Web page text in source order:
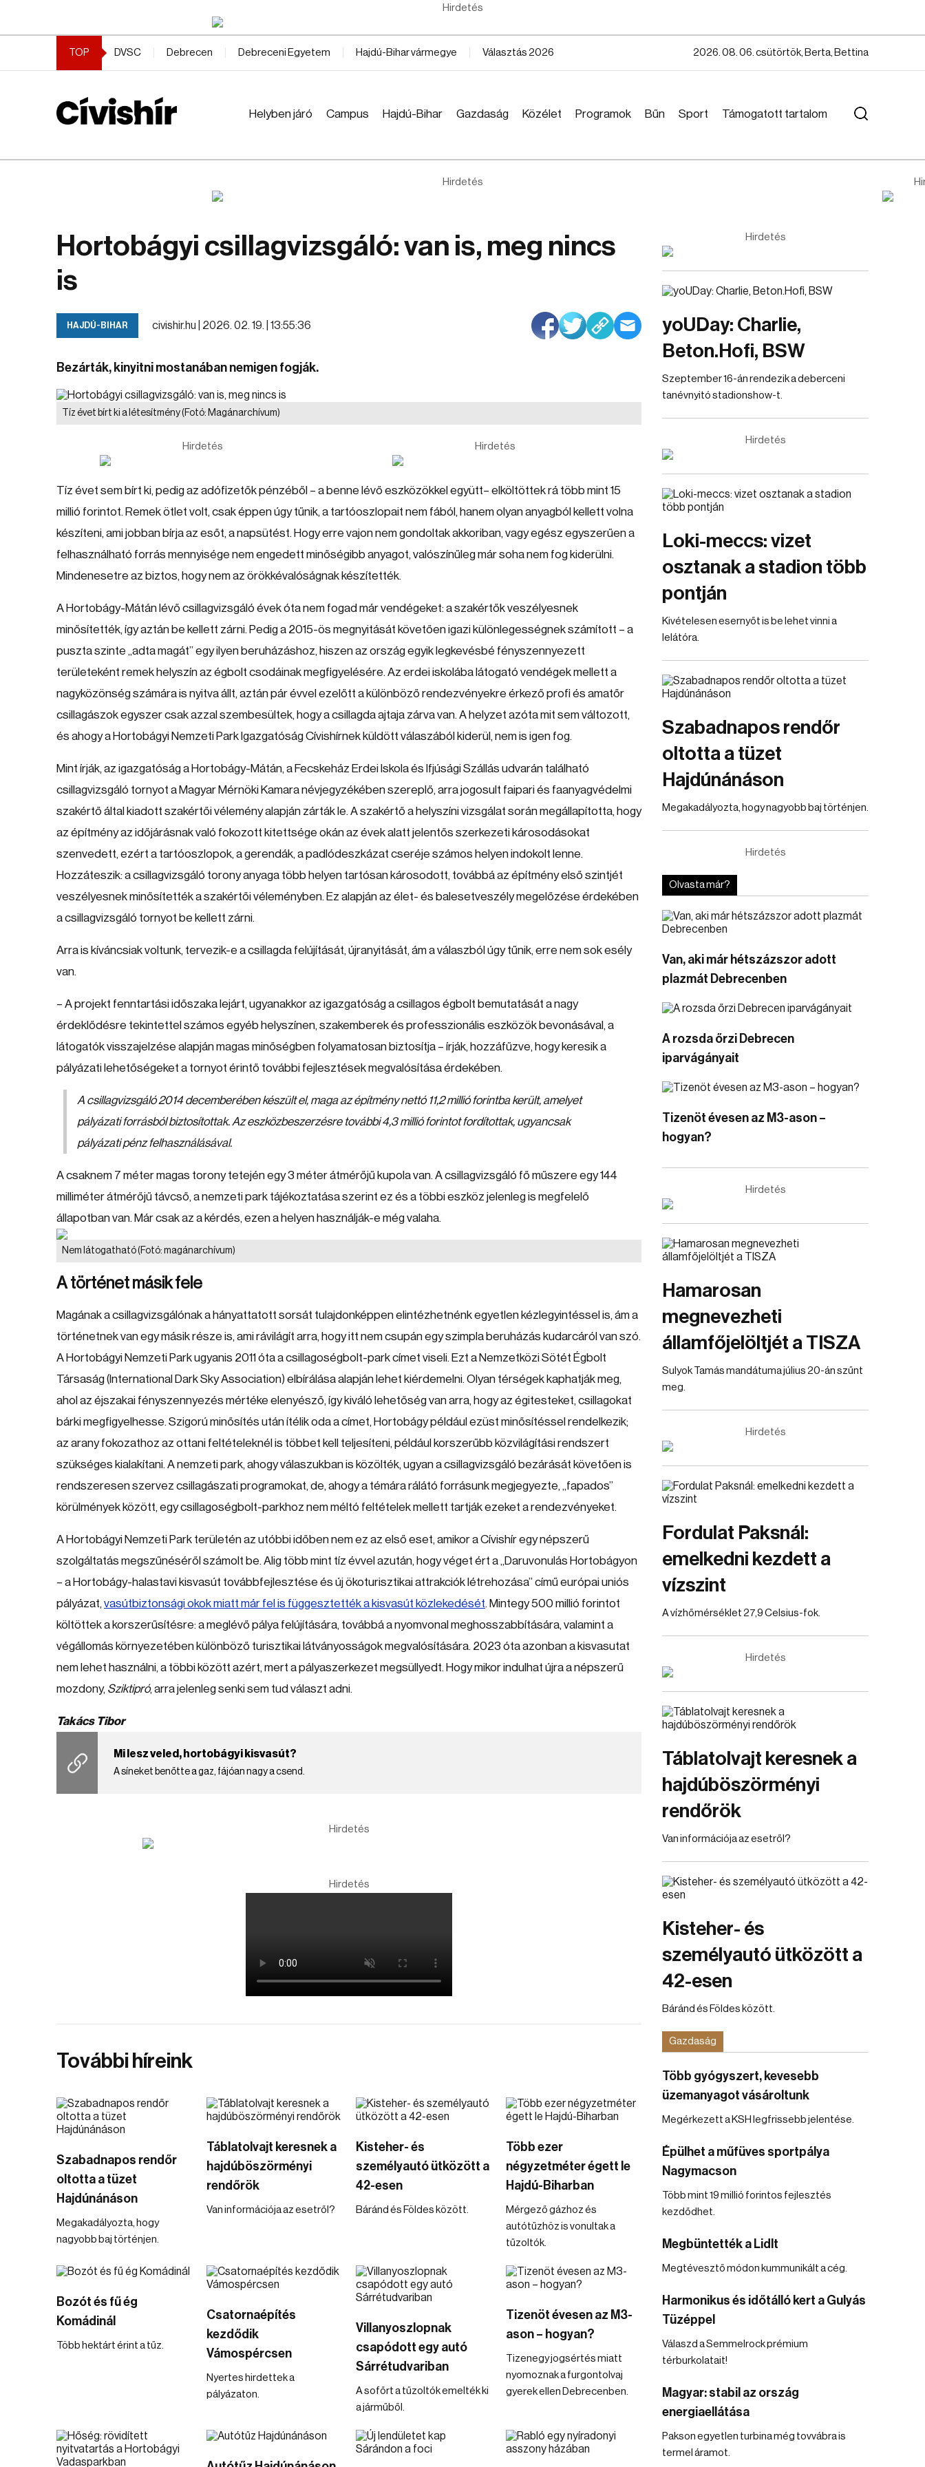
Hirdetés
TOP DVSC Debrecen Debreceni Egyetem Hajdú-Bihar vármegye Választás 2026 2026. 08. 06. csütörtök, Berta, Bettina
Helyben járó Campus Hajdú-Bihar Gazdaság Közélet Programok Bűn Sport Támogatott tartalom
Hirdetés
Hortobágyi csillagvizsgáló: van is, meg nincs
is
HAJDÚ-BIHAR civishir.hu | 2026. 02. 19. | 13:55:36
Bezárták, kinyitni mostanában nemigen fogják.
Tíz évet bírt ki a létesítmény(Fotó: Magánarchívum)
Hirdetés Hirdetés
Tíz évet sem bírt ki, pedig az adófizetők pénzéből – a benne lévő eszközökkel együtt– elköltöttek rá több mint 15
millió forintot. Remek ötlet volt, csak éppen úgy tűnik, a tartóoszlopait nem fából, hanem olyan anyagból kellett volna
készíteni, ami jobban bírja az esőt, a napsütést. Hogy erre vajon nem gondoltak akkoriban, vagy egész egyszerűen a
felhasználható forrás mennyisége nem engedett minőségibb anyagot, valószínűleg már soha nem fog kiderülni.
Mindenesetre az biztos, hogy nem az örökkévalóságnak készítették.
A Hortobágy-Mátán lévő csillagvizsgáló évek óta nem fogad már vendégeket: a szakértők veszélyesnek
minősítették, így aztán be kellett zárni. Pedig a 2015-ös megnyitását követően igazi különlegességnek számított – a
puszta szinte „adta magát” egy ilyen beruházáshoz, hiszen az ország egyik legkevésbé fényszennyezett
területeként remek helyszín az égbolt csodáinak megfigyelésére. Az erdei iskolába látogató vendégek mellett a
nagyközönség számára is nyitva állt, aztán pár évvel ezelőtt a különböző rendezvényekre érkező profi és amatőr
csillagászok egyszer csak azzal szembesültek, hogy a csillagda ajtaja zárva van. A helyzet azóta mit sem változott,
és ahogy a Hortobágyi Nemzeti Park Igazgatóság Cívishírnek küldött válaszából kiderül, nem is igen fog.
Mint írják, az igazgatóság a Hortobágy-Mátán, a Fecskeház Erdei Iskola és Ifjúsági Szállás udvarán található
csillagvizsgáló tornyot a Magyar Mérnöki Kamara névjegyzékében szereplő, arra jogosult faipari és faanyagvédelmi
szakértő által kiadott szakértői vélemény alapján zárták le. A szakértő a helyszíni vizsgálat során megállapította, hogy
az építmény az időjárásnak való fokozott kitettsége okán az évek alatt jelentős szerkezeti károsodásokat
szenvedett, ezért a tartóoszlopok, a gerendák, a padlódeszkázat cseréje számos helyen indokolt lenne.
Hozzáteszik: a csillagvizsgáló torony anyaga több helyen tartósan károsodott, továbbá az építmény első szintjét
veszélyesnek minősítették a szakértői véleményben. Ez alapján az élet- és balesetveszély megelőzése érdekében
a csillagvizsgáló tornyot be kellett zárni.
Arra is kíváncsiak voltunk, tervezik-e a csillagda felújítását, újranyitását, ám a válaszból úgy tűnik, erre nem sok esély
van.
– A projekt fenntartási időszaka lejárt, ugyanakkor az igazgatóság a csillagos égbolt bemutatását a nagy
érdeklődésre tekintettel számos egyéb helyszínen, szakemberek és professzionális eszközök bevonásával, a
látogatók visszajelzése alapján magas minőségben folyamatosan biztosítja – írják, hozzáfűzve, hogy keresik a
pályázati lehetőségeket a tornyot érintő további fejlesztések megvalósítása érdekében.
A csillagvizsgáló 2014 decemberében készült el, maga az építmény nettó 11,2 millió forintba került, amelyet
pályázati forrásból biztosítottak. Az eszközbeszerzésre további 4,3 millió forintot fordítottak, ugyancsak
pályázati pénz felhasználásával.
A csaknem 7 méter magas torony tetején egy 3 méter átmérőjű kupola van. A csillagvizsgáló fő műszere egy 144
milliméter átmérőjű távcső, a nemzeti park tájékoztatása szerint ez és a többi eszköz jelenleg is megfelelő
állapotban van. Már csak az a kérdés, ezen a helyen használják-e még valaha.
Nem látogatható(Fotó: magánarchívum)
A történet másik fele
Magának a csillagvizsgálónak a hányattatott sorsát tulajdonképpen elintézhetnénk egyetlen kézlegyintéssel is, ám a
történetnek van egy másik része is, ami rávilágít arra, hogy itt nem csupán egy szimpla beruházás kudarcáról van szó.
A Hortobágyi Nemzeti Park ugyanis 2011 óta a csillagoségbolt-park címet viseli. Ezt a Nemzetközi Sötét Égbolt
Társaság (International Dark Sky Association) elbírálása alapján lehet kiérdemelni. Olyan térségek kaphatják meg,
ahol az éjszakai fényszennyezés mértéke elenyésző, így kiváló lehetőség van arra, hogy az égitesteket, csillagokat
bárki megfigyelhesse. Szigorú minősítés után ítélik oda a címet, Hortobágy például ezüst minősítéssel rendelkezik;
az arany fokozathoz az ottani feltételeknél is többet kell teljesíteni, például korszerűbb közvilágítási rendszert
szükséges kialakítani. A nemzeti park, ahogy válaszukban is közölték, ugyan a csillagvizsgáló bezárását követően is
rendszeresen szervez csillagászati programokat, de, ahogy a témára rálátó forrásunk megjegyezte, „fapados”
körülmények között, egy csillagoségbolt-parkhoz nem méltó feltételek mellett tartják ezeket a rendezvényeket.
A Hortobágyi Nemzeti Park területén az utóbbi időben nem ez az első eset, amikor a Cívishír egy népszerű
szolgáltatás megszűnéséről számolt be. Alig több mint tíz évvel azután, hogy véget ért a „Daruvonulás Hortobágyon
– a Hortobágy-halastavi kisvasút továbbfejlesztése és új ökoturisztikai attrakciók létrehozása” című európai uniós
pályázat, vasútbiztonsági okok miatt már fel is függesztették a kisvasút közlekedését. Mintegy 500 millió forintot
költöttek a korszerűsítésre: a meglévő pálya felújítására, továbbá a nyomvonal meghosszabbítására, valamint a
végállomás környezetében különböző turisztikai látványosságok megvalósítására. 2023 óta azonban a kisvasutat
nem lehet használni, a többi között azért, mert a pályaszerkezet megsüllyedt. Hogy mikor indulhat újra a népszerű
mozdony, Sziktipró, arra jelenleg senki sem tud választ adni.
Takács Tibor
Mi lesz veled, hortobágyi kisvasút?
A síneket benőtte a gaz, fájóan nagy a csend.
Hirdetés
Hirdetés
További híreink
Szabadnapos rendőr
oltotta a tüzet
Hajdúnánáson
Megakadályozta, hogy
nagyobb baj történjen.
Táblatolvajt keresnek a
hajdúböszörményi
rendőrök
Van információja az esetről?
Kisteher- és
személyautó ütközött a
42-esen
Báránd és Földes között.
Több ezer
négyzetméter égett le
Hajdú-Biharban
Mérgező gázhoz és
autótűzhöz is vonultak a
tűzoltók.
Bozót és fű ég
Komádinál
Több hektárt érint a tűz.
Csatornaépítés
kezdődik
Vámospércsen
Nyertes hirdettek a
pályázaton.
Villanyoszlopnak
csapódott egy autó
Sárrétudvariban
A sofőrt a tűzoltók emelték ki
a járműből.
Tizenöt évesen az M3-
ason – hogyan?
Tizenegy jogsértés miatt
nyomoznak a furgontolvaj
gyerek ellen Debrecenben.
Hirdetés
yoUDay: Charlie,
Beton.Hofi, BSW
Szeptember 16-án rendezik a deberceni
tanévnyitó stadionshow-t.
Hirdetés
Loki-meccs: vizet
osztanak a stadion több
pontján
Kivételesen esernyőt is be lehet vinni a
lelátóra.
Szabadnapos rendőr
oltotta a tüzet
Hajdúnánáson
Megakadályozta, hogy nagyobb baj történjen.
Hirdetés
Olvasta már?
Van, aki már hétszázszor adott
plazmát Debrecenben
A rozsda őrzi Debrecen
iparvágányait
Tizenöt évesen az M3-ason –
hogyan?
Hirdetés
Hamarosan
megnevezheti
államfőjelöltjét a TISZA
Sulyok Tamás mandátuma július 20-án szűnt
meg.
Hirdetés
Fordulat Paksnál:
emelkedni kezdett a
vízszint
A vízhőmérséklet 27,9 Celsius-fok.
Hirdetés
Táblatolvajt keresnek a
hajdúböszörményi
rendőrök
Van információja az esetről?
Kisteher- és
személyautó ütközött a
42-esen
Báránd és Földes között.
Gazdaság
Több gyógyszert, kevesebb
üzemanyagot vásároltunk
Megérkezett a KSH legfrissebb jelentése.
Épülhet a műfüves sportpálya
Nagymacson
Több mint 19 millió forintos fejlesztés
kezdődhet.
Megbüntették a Lidlt
Megtévesztő módon kummunikált a cég.
Harmonikus és időtálló kert a Gulyás
Tüzéppel
Válaszd a Semmelrock prémium
térburkolatait!
Magyar: stabil az ország
energiaellátása
Pakson egyetlen turbina még tovvábra is
termel áramot.